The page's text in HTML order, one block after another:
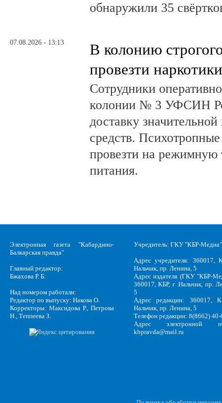
обнаружили 35
07.08.2026 - 13:13
В колонию
провезти наркотики
Сотрудники
колонии № 3 УФСИН
доставку
средств.
провезти на режимную
питания.
Электронная газета "Кабардино-
Балкарская правда"
Главный редактор:
Бжахова Р. Б.
Над номером работали:
Редактор по выпуску: Накова О.
Корректоры: Максидова Р., Петрова
Н., Теппеева З.
Учредитель: ГКУ "КБР-Медиа"
Адрес учредителя: 360017,
Нальчик, пр. Ленина, 5
Адрес издателя (ГКУ "КБР-
360017, КБР, г .Нальчик, пр.
5
Адрес редакции: 360017,
Нальчик, пр. Ленина, 5
Телефон редакции: 8(8662)
Адрес электронной
kbpravda@mail.ru